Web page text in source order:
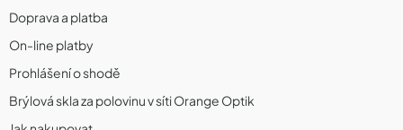
Doprava a platba
On-line platby
Prohlášení o shodě
Brýlová skla za polovinu v síti Orange Optik